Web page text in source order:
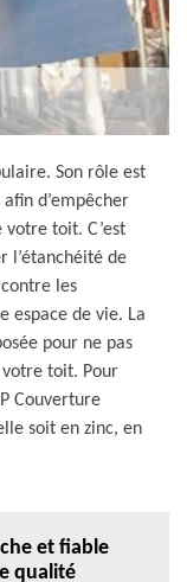
Son rôle est
d’empêcher
votre toit. C’est
l’étanchéité de
les
espace de vie. La
pour ne pas
toit. Pour
Couverture
soit en zinc, en
et fiable
qualité